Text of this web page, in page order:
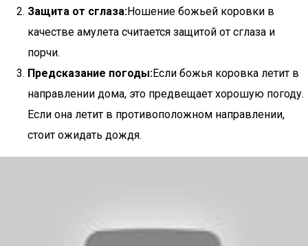
Защита от сглаза:Ношение божьей коровки в
качестве амулета считается защитой от сглаза и
порчи.
Предсказание погоды:Если божья коровка летит в
направлении дома, это предвещает хорошую погоду.
Если она летит в противоположном направлении,
стоит ожидать дождя.